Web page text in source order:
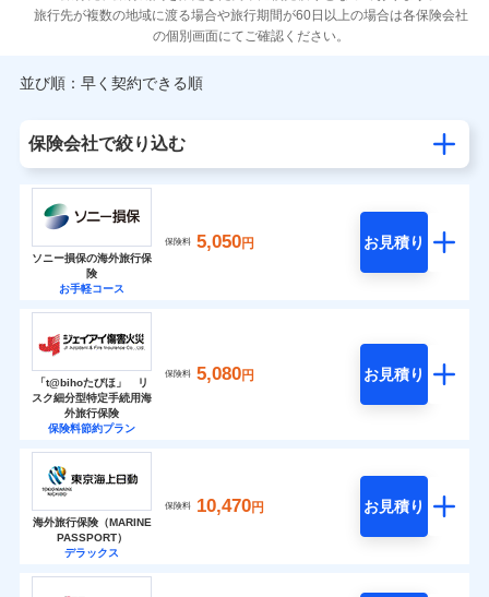
旅行先が複数の地域に渡る場合や旅行期間が60日以上の場合は各保険会社
の個別画面にてご確認ください。
並び順：早く契約できる順
保険会社で絞り込む
ソニー損保の海外旅行保
険
お手軽コース
保険料 5,050円 お見積り
「t@bihoたびほ」 リ
スク細分型特定手続用海
外旅行保険
保険料節約プラン
保険料 5,080円 お見積り
海外旅行保険（MARINE
PASSPORT）
デラックス
保険料 10,470円 お見積り